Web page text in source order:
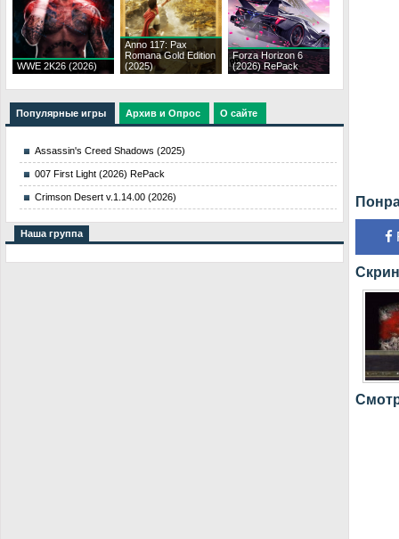
WWE 2K26 (2026)
Anno 117: Pax
Romana Gold Edition
(2025)
Forza Horizon 6
(2026) RePack
Популярные игры Архив и Опрос О сайте
Assassin's Creed Shadows (2025)
007 First Light (2026) RePack
Crimson Desert v.1.14.00 (2026)
Наша группа